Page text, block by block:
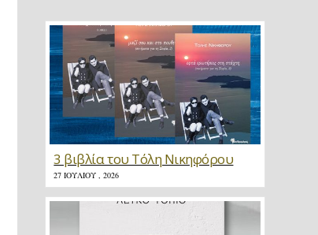
3 βιβλία του Τόλη Νικηφόρου
27 ΙΟΥΛΊΟΥ , 2026